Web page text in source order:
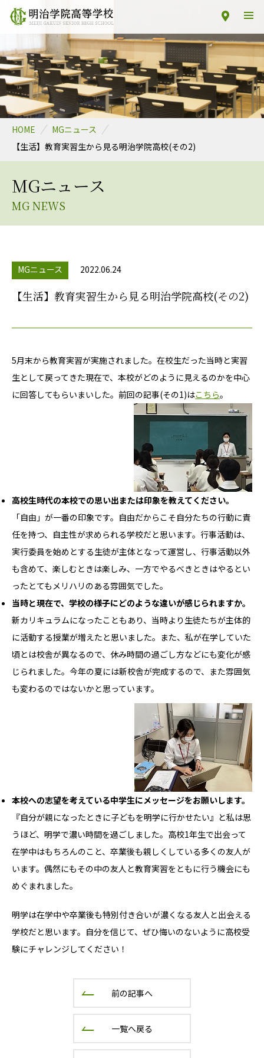
HOME
MGニュース
【生活】教育実習生から見る明治学院高校(その2)
MGニュース
MG NEWS
MGニュース 2022.06.24
【生活】教育実習生から見る明治学院高校(その2)
5月末から教育実習が実施されました。在校生だった当時と実習
生として戻ってきた現在で、本校がどのように見えるのかを中心
に回答してもらいまいした。前回の記事(その1)はこちら。
高校生時代の本校での思い出または印象を教えてください。
「自由」が一番の印象です。自由だからこそ自分たちの行動に責
任を持つ、自主性が求められる学校だと思います。行事活動は、
実行委員を始めとする生徒が主体となって運営し、行事活動以外
も含めて、楽しむときは楽しみ、一方でやるべきときはやるとい
ったとてもメリハリのある雰囲気でした。
当時と現在で、学校の様子にどのような違いが感じられますか。
新カリキュラムになったこともあり、当時より生徒たちが主体的
に活動する授業が増えたと思いました。また、私が在学していた
頃とは校舎が異なるので、休み時間の過ごし方などにも変化が感
じられました。今年の夏には新校舎が完成するので、また雰囲気
も変わるのではないかと思っています。
本校への志望を考えている中学生にメッセージをお願いします。
『自分が親になったときに子どもを明学に行かせたい』と私は思
うほど、明学で濃い時間を過ごしました。高校1年生で出会って
在学中はもちろんのこと、卒業後も親しくしている多くの友人が
います。偶然にもその中の友人と教育実習をともに行う機会にも
めぐまれました。
明学は在学中や卒業後も特別付き合いが濃くなる友人と出会える
学校だと思います。自分を信じて、ぜひ悔いのないように高校受
験にチャレンジしてください！
前の記事へ
一覧へ戻る